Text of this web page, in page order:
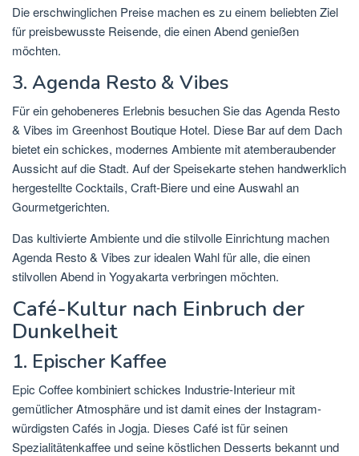
Die erschwinglichen Preise machen es zu einem beliebten Ziel
für preisbewusste Reisende, die einen Abend genießen
möchten.
3. Agenda Resto & Vibes
Für ein gehobeneres Erlebnis besuchen Sie das Agenda Resto
& Vibes im Greenhost Boutique Hotel. Diese Bar auf dem Dach
bietet ein schickes, modernes Ambiente mit atemberaubender
Aussicht auf die Stadt. Auf der Speisekarte stehen handwerklich
hergestellte Cocktails, Craft-Biere und eine Auswahl an
Gourmetgerichten.
Das kultivierte Ambiente und die stilvolle Einrichtung machen
Agenda Resto & Vibes zur idealen Wahl für alle, die einen
stilvollen Abend in Yogyakarta verbringen möchten.
Café-Kultur nach Einbruch der
Dunkelheit
1. Epischer Kaffee
Epic Coffee kombiniert schickes Industrie-Interieur mit
gemütlicher Atmosphäre und ist damit eines der Instagram-
würdigsten Cafés in Jogja. Dieses Café ist für seinen
Spezialitätenkaffee und seine köstlichen Desserts bekannt und